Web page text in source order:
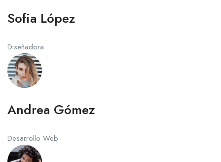
Sofia López
Diseñadora
Andrea Gómez
Desarrollo Web